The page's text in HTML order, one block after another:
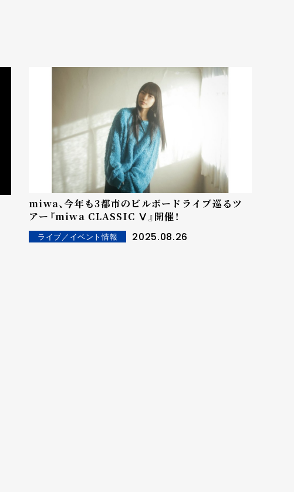
miwa、今年も3都市のビルボードライブ巡るツ
アー『miwa CLASSIC Ⅴ』開催！
ライブ／イベント情報 2025.08.26